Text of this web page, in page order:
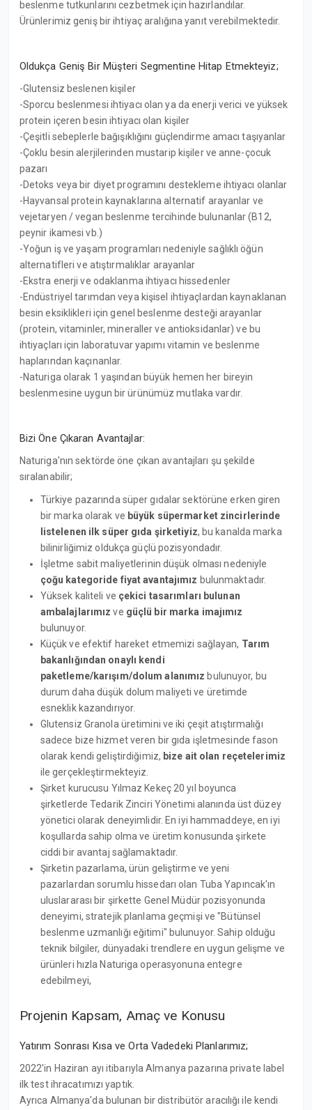
beslenme tutkunlarını cezbetmek için hazırlandılar.
Ürünlerimiz geniş bir ihtiyaç aralığına yanıt verebilmektedir.
Oldukça Geniş Bir Müşteri Segmentine Hitap Etmekteyiz;
-Glutensiz beslenen kişiler
-Sporcu beslenmesi ihtiyacı olan ya da enerji verici ve yüksek
protein içeren besin ihtiyacı olan kişiler
-Çeşitli sebeplerle bağışıklığını güçlendirme amacı taşıyanlar
-Çoklu besin alerjilerinden mustarip kişiler ve anne-çocuk
pazarı
-Detoks veya bir diyet programını destekleme ihtiyacı olanlar
-Hayvansal protein kaynaklarına alternatif arayanlar ve
vejetaryen / vegan beslenme tercihinde bulunanlar (B12,
peynir ikamesi vb.)
-Yoğun iş ve yaşam programları nedeniyle sağlıklı öğün
alternatifleri ve atıştırmalıklar arayanlar
-Ekstra enerji ve odaklanma ihtiyacı hissedenler
-Endüstriyel tarımdan veya kişisel ihtiyaçlardan kaynaklanan
besin eksiklikleri için genel beslenme desteği arayanlar
(protein, vitaminler, mineraller ve antioksidanlar) ve bu
ihtiyaçları için laboratuvar yapımı vitamin ve beslenme
haplarından kaçınanlar.
-Naturiga olarak 1 yaşından büyük hemen her bireyin
beslenmesine uygun bir ürünümüz mutlaka vardır.
Bizi Öne Çıkaran Avantajlar:
Naturiga'nın sektörde öne çıkan avantajları şu şekilde
sıralanabilir;
Türkiye pazarında süper gıdalar sektörüne erken giren
bir marka olarak ve büyük süpermarket zincirlerinde
listelenen ilk süper gıda şirketiyiz, bu kanalda marka
bilinirliğimiz oldukça güçlü pozisyondadır.
İşletme sabit maliyetlerinin düşük olması nedeniyle
çoğu kategoride fiyat avantajımız bulunmaktadır.
Yüksek kaliteli ve çekici tasarımları bulunan
ambalajlarımız ve güçlü bir marka imajımız
bulunuyor.
Küçük ve efektif hareket etmemizi sağlayan, Tarım
bakanlığından onaylı kendi
paketleme/karışım/dolum alanımız bulunuyor, bu
durum daha düşük dolum maliyeti ve üretimde
esneklik kazandırıyor.
Glutensiz Granola üretimini ve iki çeşit atıştırmalığı
sadece bize hizmet veren bir gıda işletmesinde fason
olarak kendi geliştirdiğimiz, bize ait olan reçetelerimiz
ile gerçekleştirmekteyiz.
Şirket kurucusu Yılmaz Kekeç 20 yıl boyunca
şirketlerde Tedarik Zinciri Yönetimi alanında üst düzey
yönetici olarak deneyimlidir. En iyi hammaddeye, en iyi
koşullarda sahip olma ve üretim konusunda şirkete
ciddi bir avantaj sağlamaktadır.
Şirketin pazarlama, ürün geliştirme ve yeni
pazarlardan sorumlu hissedarı olan Tuba Yapıncak'ın
uluslararası bir şirkette Genel Müdür pozisyonunda
deneyimi, stratejik planlama geçmişi ve "Bütünsel
beslenme uzmanlığı eğitimi" bulunuyor. Sahip olduğu
teknik bilgiler, dünyadaki trendlere en uygun gelişme ve
ürünleri hızla Naturiga operasyonuna entegre
edebilmeyi,
Projenin Kapsam, Amaç ve Konusu
Yatırım Sonrası Kısa ve Orta Vadedeki Planlarımız;
2022'in Haziran ayı itibarıyla Almanya pazarına private label
ilk test ihracatımızı yaptık.
Ayrıca Almanya'da bulunan bir distribütör aracılığı ile kendi